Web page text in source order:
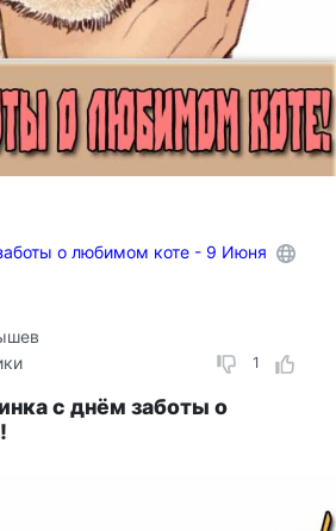
о любимом коте - 9 Июня
1
с днём заботы о